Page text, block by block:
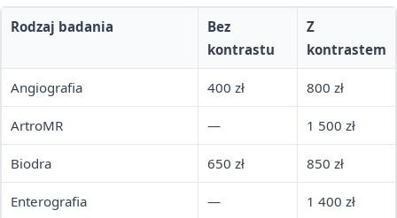
Rodzaj badania
Bez
kontrastu
Z
kontrastem
Angiografia 400 zł 800 zł
ArtroMR — 1 500 zł
Biodra 650 zł 850 zł
Enterografia — 1 400 zł